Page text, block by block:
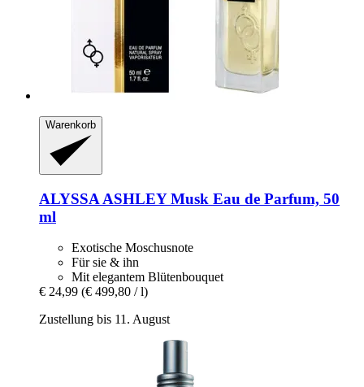
Warenkorb
ALYSSA ASHLEYMusk Eau de Parfum, 50
ml
Exotische Moschusnote
Für sie & ihn
Mit elegantem Blütenbouquet
€ 24,99 (€ 499,80 / l)
Zustellung bis 11. August